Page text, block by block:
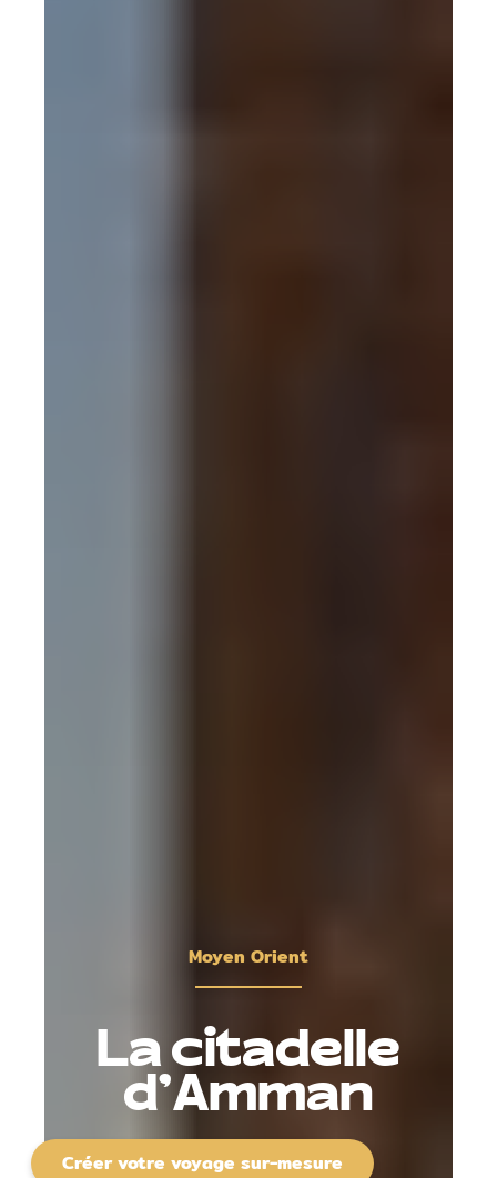
Moyen Orient
La citadelle
d’Amman
Créer votre voyage sur-mesure